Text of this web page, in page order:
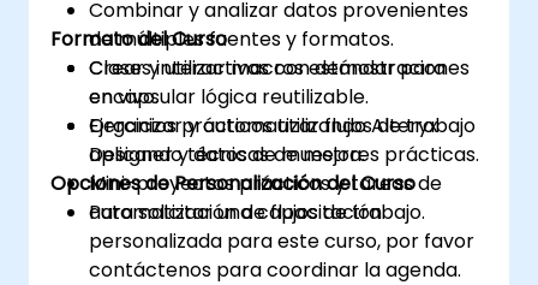
Combinar y analizar datos provenientes
de múltiples fuentes y formatos.
Crear y utilizar macros estándar para
encapsular lógica reutilizable.
Organizar y automatizar flujos de trabajo
aplicando técnicas de mejores prácticas.
Formato del Curso
Clases interactivas con demostraciones
en vivo.
Ejercicios prácticos utilizando Alteryx
Designer y datos de muestra.
Mini-proyectos prácticos y tareas de
automatización de flujos de trabajo.
Opciones de Personalización del Curso
Para solicitar una capacitación
personalizada para este curso, por favor
contáctenos para coordinar la agenda.